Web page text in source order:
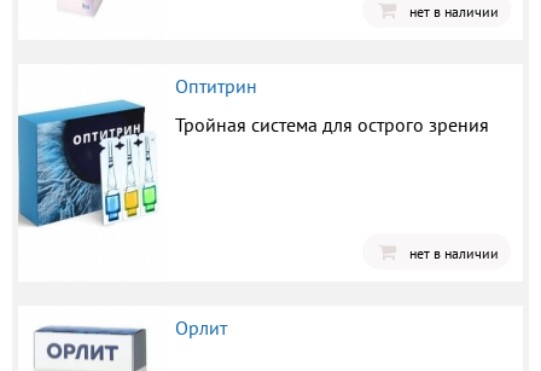
нет в наличии
Оптитрин
Тройная система для острого зрения
нет в наличии
Орлит